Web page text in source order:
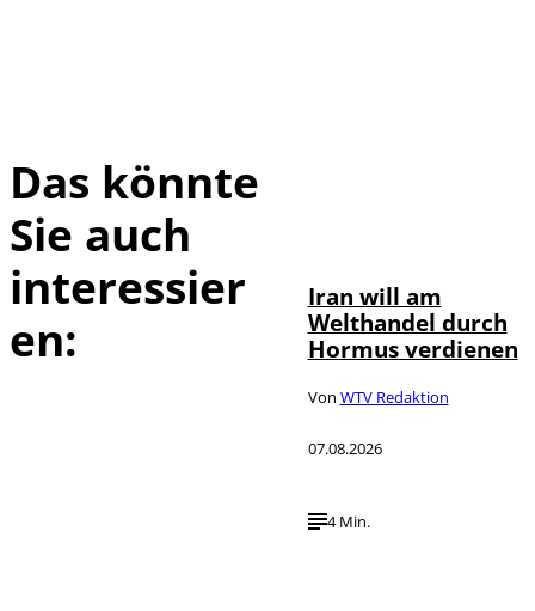
Das könnte
Sie auch
interessier
en:
Iran will am
Welthandel durch
Hormus verdienen
Von WTV Redaktion
07.08.2026
4 Min.